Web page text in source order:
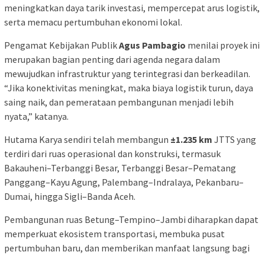
meningkatkan daya tarik investasi, mempercepat arus logistik,
serta memacu pertumbuhan ekonomi lokal.
Pengamat Kebijakan PublikAgus Pambagio menilai proyek ini
merupakan bagian penting dari agenda negara dalam
mewujudkan infrastruktur yang terintegrasi dan berkeadilan.
“Jika konektivitas meningkat, maka biaya logistik turun, daya
saing naik, dan pemerataan pembangunan menjadi lebih
nyata,” katanya.
Hutama Karya sendiri telah membangun ±1.235 km JTTS yang
terdiri dari ruas operasional dan konstruksi, termasuk
Bakauheni–Terbanggi Besar, Terbanggi Besar–Pematang
Panggang–Kayu Agung, Palembang–Indralaya, Pekanbaru–
Dumai, hingga Sigli–Banda Aceh.
Pembangunan ruas Betung–Tempino–Jambi diharapkan dapat
memperkuat ekosistem transportasi, membuka pusat
pertumbuhan baru, dan memberikan manfaat langsung bagi